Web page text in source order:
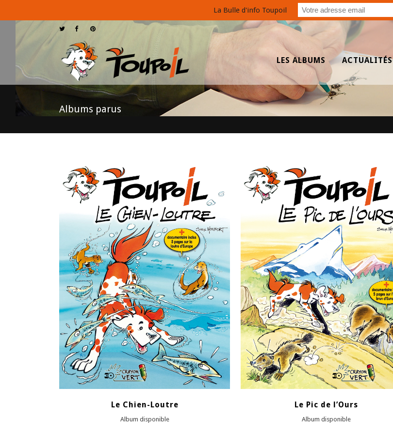
LES ALBUMS ACTUALITÉS
Albums parus
VOIR
Le Chien-Loutre
Album disponible
VOIR
Le Pic de l’Ours
Album disponible
La Bulle d'info Toupoil